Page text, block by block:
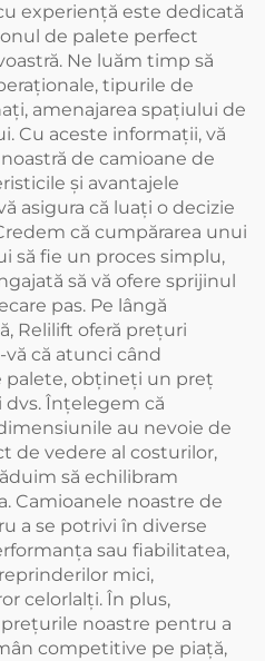
experienţă este dedicată
de palete perfect
Ne luăm timp să
tipurile de
amenajarea spaţiului de
Cu aceste informaţii, vă
de camioane de
şi avantajele
asigura că luaţi o decizie
că cumpărarea unui
să fie un proces simplu,
să vă ofere sprijinul
pas. Pe lângă
Relilift oferă preţuri
că atunci când
palete, obţineţi un preţ
Înțelegem că
au nevoie de
de vedere al costurilor,
să echilibram
Camioanele noastre de
a se potrivi în diverse
sau fiabilitatea,
mici,
celorlalți. În plus,
noastre pentru a
competitive pe piaţă,